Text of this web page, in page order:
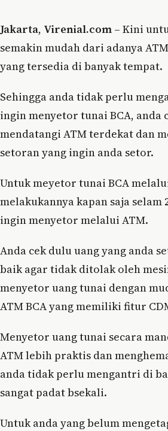
Jakarta, Virenial.com – Kini
semakin mudah dari adanya
yang tersedia di banyak tempat.
Sehingga anda tidak perlu
ingin menyetor tunai BCA, anda
mendatangi ATM terdekat dan
setoran yang ingin anda setor.
Untuk meyetor tunai BCA
melakukannya kapan saja selam
ingin menyetor melalui ATM.
Anda cek dulu uang yang anda
baik agar tidak ditolak oleh
menyetor uang tunai dengan
ATM BCA yang memiliki fitur
Menyetor uang tunai secara
ATM lebih praktis dan
anda tidak perlu mengantri di
sangat padat bsekali.
Untuk anda yang belum